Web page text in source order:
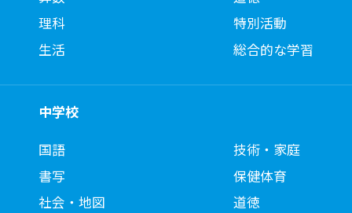
理科
生活
特別活動
総合的な学習
中学校
国語
書写
社会・地図
技術・家庭
保健体育
道徳